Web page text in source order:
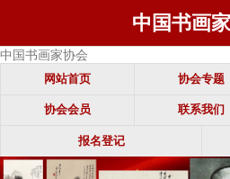
中国书画
中国书画家协会
网站首页 协会专题
协会会员 联系我们
报名登记